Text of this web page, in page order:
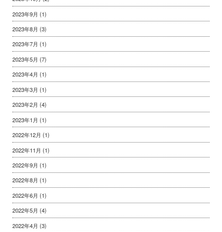
2023年9月 (1)
2023年8月 (3)
2023年7月 (1)
2023年5月 (7)
2023年4月 (1)
2023年3月 (1)
2023年2月 (4)
2023年1月 (1)
2022年12月 (1)
2022年11月 (1)
2022年9月 (1)
2022年8月 (1)
2022年6月 (1)
2022年5月 (4)
2022年4月 (3)